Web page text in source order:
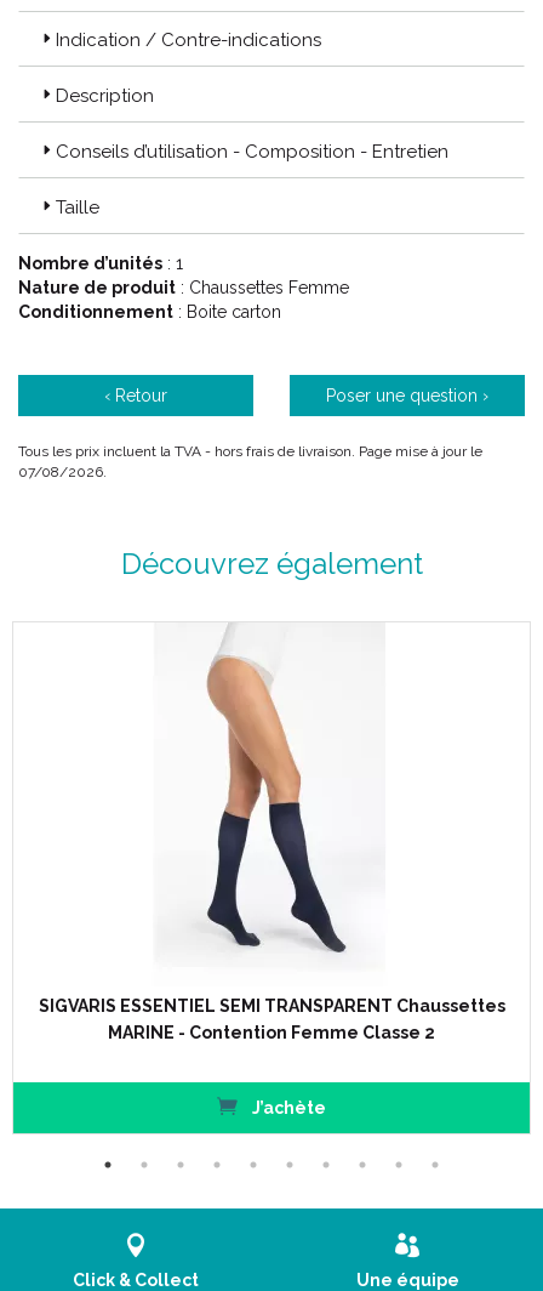
Les produitsACTIVE LOISIRSremplace les produitsBAMBOU.
Indication / Contre-indications
Description
Conseils d’utilisation - Composition - Entretien
Taille
Nombre d’unités : 1
Nature de produit : Chaussettes Femme
Conditionnement : Boite carton
‹ Retour Poser une question ›
Tous les prix incluent la TVA - hors frais de livraison. Page mise à jour le
07/08/2026.
Découvrez également
SIGVARIS ESSENTIEL SEMI TRANSPARENT Chaussettes
MARINE - Contention Femme Classe 2
J’achète
Click & Collect
Une équipe